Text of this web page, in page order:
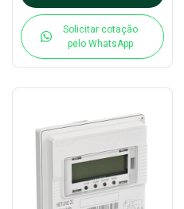
Solicitar cotação
pelo WhatsApp